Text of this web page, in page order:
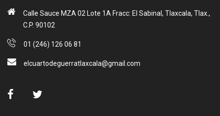
Calle Sauce MZA 02 Lote 1A Fracc: El Sabinal, Tlaxcala, Tlax.,
C.P. 90102
01 (246) 126 06 81
elcuartodeguerratlaxcala@gmail.com